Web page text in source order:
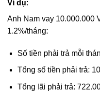
Ví dụ:
Anh Nam vay 10.000.000
1.2%/tháng:
Số tiền phải trả mỗi
Tổng số tiền phải trả:
Tổng lãi phải trả: